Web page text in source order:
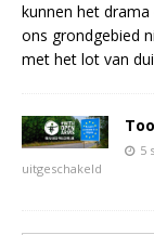
kunnen het
ons grondgebied
met het lot van
5
uitgeschakeld